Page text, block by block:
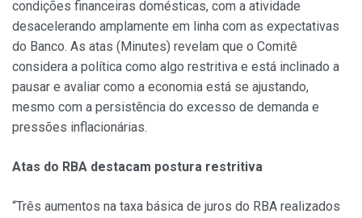
condições financeiras domésticas, com a atividade
desacelerando amplamente em linha com as expectativas
do Banco. As atas (Minutes) revelam que o Comitê
considera a política como algo restritiva e está inclinado a
pausar e avaliar como a economia está se ajustando,
mesmo com a persistência do excesso de demanda e
pressões inflacionárias.
Atas do RBA destacam postura restritiva
“Três aumentos na taxa básica de juros do RBA realizados